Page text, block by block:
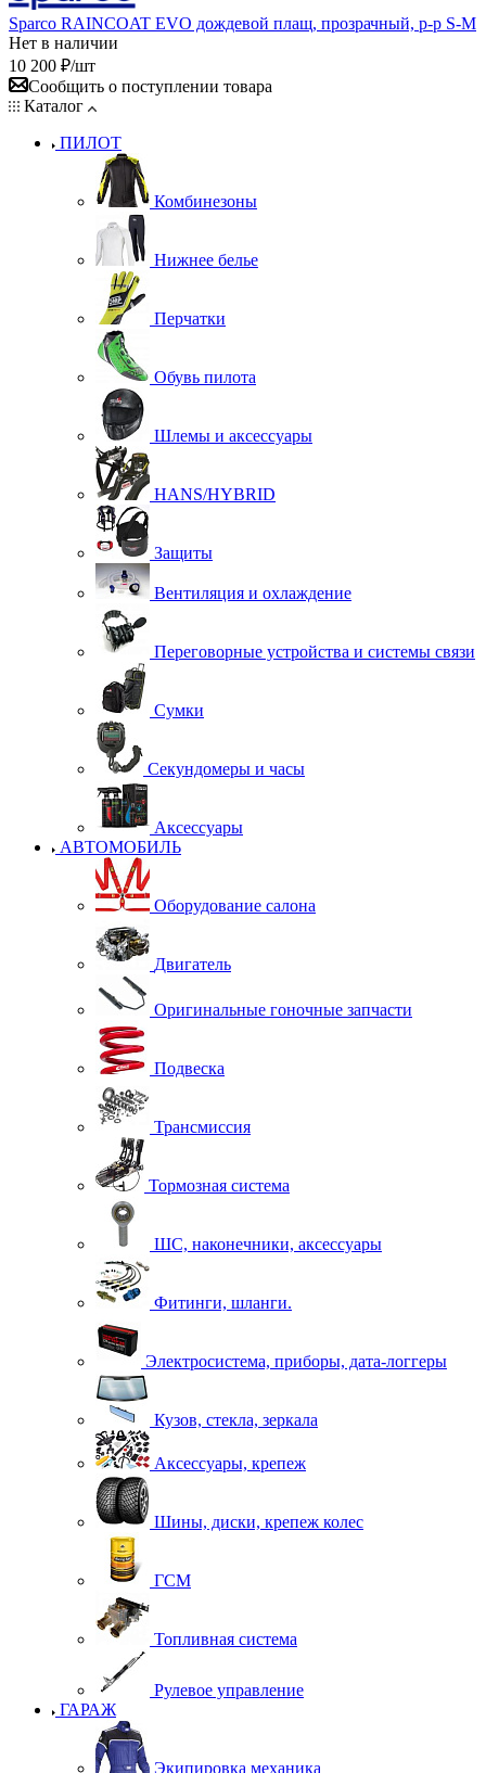
Sparco RAINCOAT EVO дождевой плащ, прозрачный, р-р S-M
Нет в наличии
10 200 ₽/шт
Сообщить о поступлении товара
Каталог
ПИЛОТ
Комбинезоны
Нижнее белье
Перчатки
Обувь пилота
Шлемы и аксессуары
HANS/HYBRID
Защиты
Вентиляция и охлаждение
Переговорные устройства и системы связи
Сумки
Секундомеры и часы
Аксессуары
АВТОМОБИЛЬ
Оборудование салона
Двигатель
Оригинальные гоночные запчасти
Подвеска
Трансмиссия
Тормозная система
ШС, наконечники, аксессуары
Фитинги, шланги.
Электросистема, приборы, дата-логгеры
Кузов, стекла, зеркала
Аксессуары, крепеж
Шины, диски, крепеж колес
ГСМ
Топливная система
Рулевое управление
ГАРАЖ
Экипировка механика